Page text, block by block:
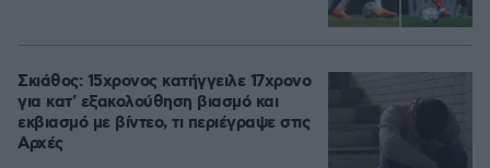
Σκιάθος: 15χρονος κατήγγειλε 17χρονο
για κατ' εξακολούθηση βιασμό και
εκβιασμό με βίντεο, τι περιέγραψε στις
Αρχές